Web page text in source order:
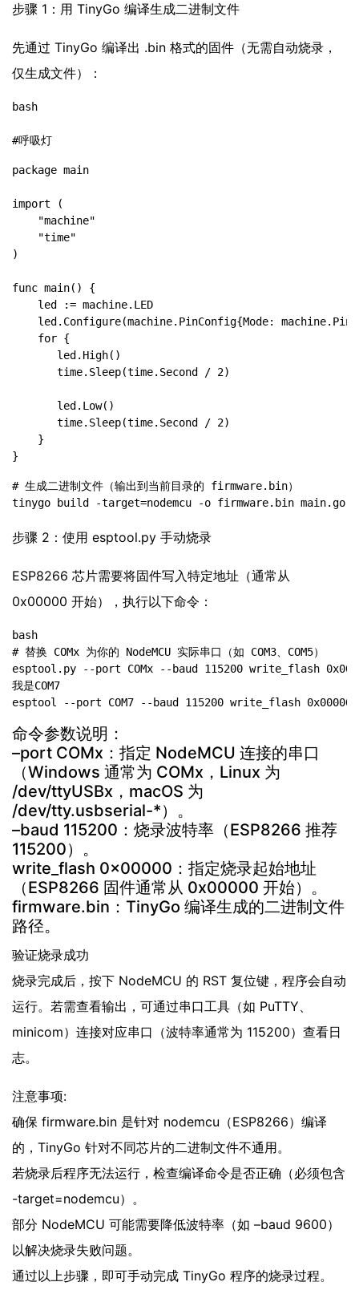
步骤 1：用 TinyGo 编译生成二进制文件
先通过 TinyGo 编译出 .bin 格式的固件（无需自动烧录，
仅生成文件）：
bash
#呼吸灯
package main
import (
    "machine"
    "time"
)
func main() {
    led := machine.LED
led.Configure(machine.PinConfig{Mode:
    for {
       led.High()
       time.Sleep(time.Second / 2)
       led.Low()
       time.Sleep(time.Second / 2)
    }
}
# 生成二进制文件（输出到当前目录的 firmware.bin）
tinygo build -target=nodemcu -o firmware.bin main.go
步骤 2：使用 esptool.py 手动烧录
ESP8266 芯片需要将固件写入特定地址（通常从
0x00000 开始），执行以下命令：
bash
# 替换 COMx 为你的 NodeMCU 实际串口（如 COM3、COM5）
esptool.py --port COMx --baud 115200 write_flash
我是COM7
esptool --port COM7 --baud 115200 write_flash
命令参数说明：
–port COMx：指定 NodeMCU 连接的串口
（Windows 通常为 COMx，Linux 为
/dev/ttyUSBx，macOS 为
/dev/tty.usbserial-*）。
–baud 115200：烧录波特率（ESP8266 推荐
115200）。
write_flash 0x00000：指定烧录起始地址
（ESP8266 固件通常从 0x00000 开始）。
firmware.bin：TinyGo 编译生成的二进制文件
路径。
验证烧录成功
烧录完成后，按下 NodeMCU 的 RST 复位键，程序会自动
运行。若需查看输出，可通过串口工具（如 PuTTY、
minicom）连接对应串口（波特率通常为 115200）查看日
志。
注意事项:
确保 firmware.bin 是针对 nodemcu（ESP8266）编译
的，TinyGo 针对不同芯片的二进制文件不通用。
若烧录后程序无法运行，检查编译命令是否正确（必须包含
-target=nodemcu）。
部分 NodeMCU 可能需要降低波特率（如 –baud 9600）
以解决烧录失败问题。
通过以上步骤，即可手动完成 TinyGo 程序的烧录过程。